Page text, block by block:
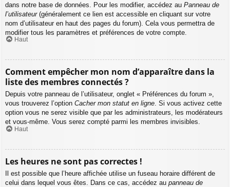
dans notre base de données. Pour les modifier, accédez au Panneau de
l’utilisateur(généralement ce lien est accessible en cliquant sur votre
nom d’utilisateur en haut des pages du forum). Cela vous permettra de
modifier tous les paramètres et préférences de votre compte.
Haut
Comment empêcher mon nom d’apparaître dans la
liste des membres connectés ?
Depuis votre panneau de l’utilisateur, onglet « Préférences du forum »,
vous trouverez l’option Cacher mon statut en ligne. Si vous activez cette
option vous ne serez visible que par les administrateurs, les modérateurs
et vous-même. Vous serez compté parmi les membres invisibles.
Haut
Les heures ne sont pas correctes !
Il est possible que l’heure affichée utilise un fuseau horaire différent de
celui dans lequel vous êtes. Dans ce cas, accédez au panneau de